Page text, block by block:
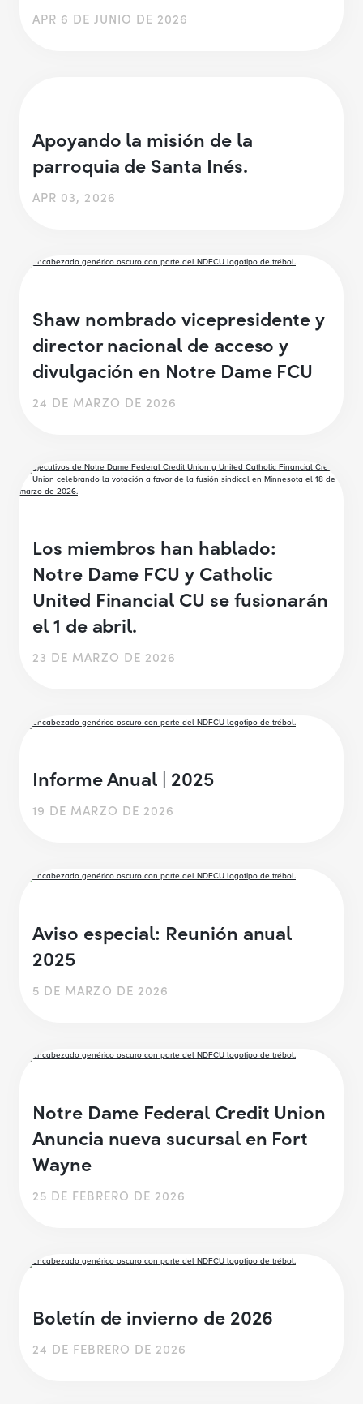
APR 6 DE JUNIO DE 2026
Apoyando la misión de la
parroquia de Santa Inés.
APR 03, 2026
Shaw nombrado vicepresidente y
director nacional de acceso y
divulgación en Notre Dame FCU
24 DE MARZO DE 2026
Los miembros han hablado:
Notre Dame FCU y Catholic
United Financial CU se fusionarán
el 1 de abril.
23 DE MARZO DE 2026
Informe Anual | 2025
19 DE MARZO DE 2026
Aviso especial: Reunión anual
2025
5 DE MARZO DE 2026
Notre Dame Federal Credit Union
Anuncia nueva sucursal en Fort
Wayne
25 DE FEBRERO DE 2026
Boletín de invierno de 2026
24 DE FEBRERO DE 2026